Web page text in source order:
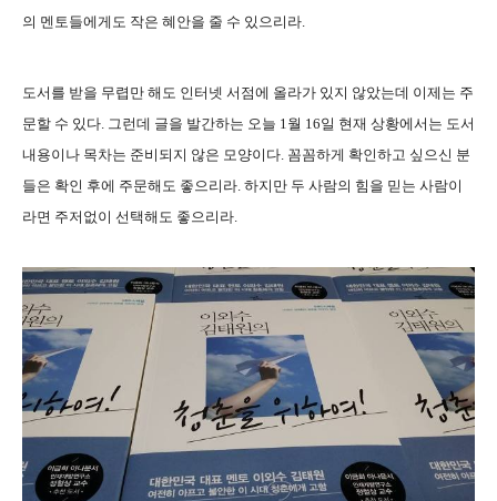
의 멘토들에게도 작은 혜안을 줄 수 있으리라.
도서를 받을 무렵만 해도 인터넷 서점에 올라가 있지 않았는데 이제는 주
문할 수 있다. 그런데 글을 발간하는 오늘 1월 16일 현재 상황에서는 도서
내용이나 목차는 준비되지 않은 모양이다. 꼼꼼하게 확인하고 싶으신 분
들은 확인 후에 주문해도 좋으리라. 하지만 두 사람의 힘을 믿는 사람이
라면 주저없이 선택해도 좋으리라.